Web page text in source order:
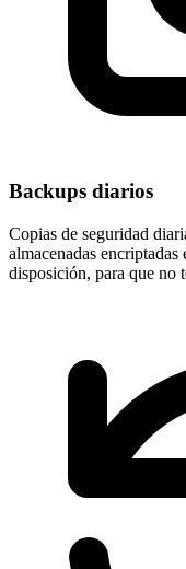
Backups diarios
Copias de seguridad
almacenadas
disposición, para que no